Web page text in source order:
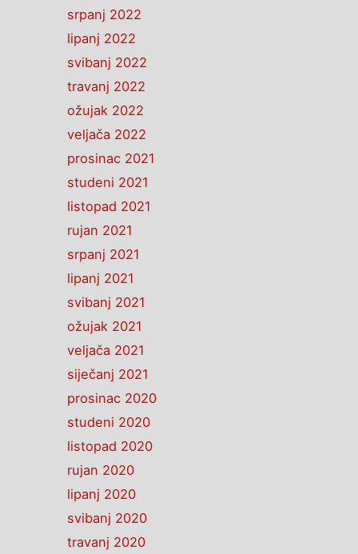
srpanj 2022
lipanj 2022
svibanj 2022
travanj 2022
ožujak 2022
veljača 2022
prosinac 2021
studeni 2021
listopad 2021
rujan 2021
srpanj 2021
lipanj 2021
svibanj 2021
ožujak 2021
veljača 2021
siječanj 2021
prosinac 2020
studeni 2020
listopad 2020
rujan 2020
lipanj 2020
svibanj 2020
travanj 2020